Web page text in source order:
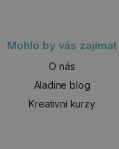
Mohlo by vás zajímat
O nás
Aladine blog
Kreativní kurzy